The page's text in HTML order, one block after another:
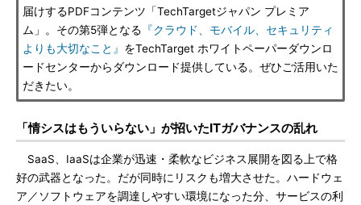
届けするPDFコンテンツ「TechTargetジャパン プレミア
ム」。その第5弾となる 『クラウド、モバイル、セキュリティ
よりも大切なこと』 をTechTarget ホワイトペーパーダウンロ
ードセンターからダウンロード提供している。ぜひご活用いた
だきたい。
「情シスはもういらない」が招いたITガバナンスの乱れ
SaaS、IaaSは企業が迅速・柔軟なビジネス展開を図る上で格
好の武器となった。だが同時にリスクも増大させた。ハードウェ
ア／ソフトウェアを調達しやすい環境になった分、サービスの利